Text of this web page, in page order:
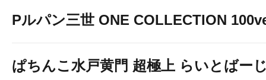
Pルパン三世 ONE COLLECTION
ぱちんこ水戸黄門 超極上 らいとばー